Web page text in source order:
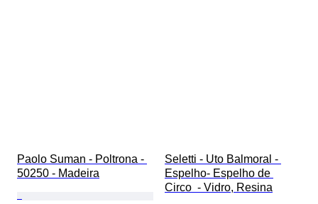
Paolo Suman - Poltrona -
50250 - Madeira
Seletti - Uto Balmoral -
Espelho- Espelho de
Circo  - Vidro, Resina